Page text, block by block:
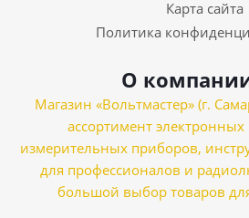
Карта сайта
Политика
О
Магазин «Вольтмастер» (г.
ассортимент
измерительных приборов,
для профессионалов и
большой выбор товаров